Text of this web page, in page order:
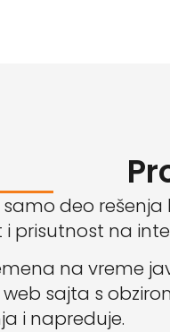
deo
prisutnost na
na vreme
sajta s
i napreduje.